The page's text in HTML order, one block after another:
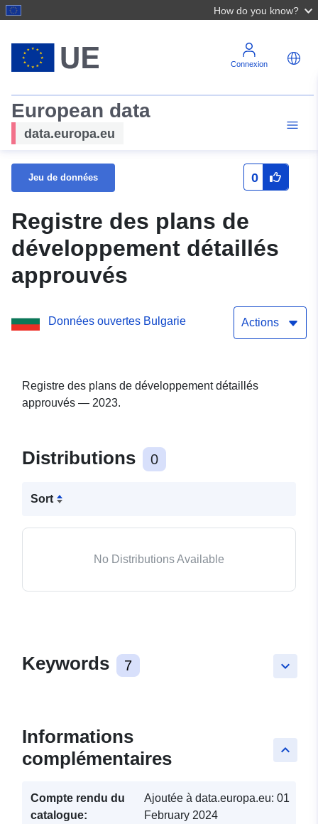
How do you know?
Connexion
European data
data.europa.eu
Jeu de données 0
Registre des plans de
développement détaillés
approuvés
Données ouvertes Bulgarie Actions
Registre des plans de développement détaillés
approuvés — 2023.
Distributions 0
Sort
No Distributions Available
keyboard_arrow_down
Keywords 7
keyboard_arrow_up
Informations
complémentaires
Compte rendu du
catalogue:
Ajoutée à data.europa.eu: 01
February 2024